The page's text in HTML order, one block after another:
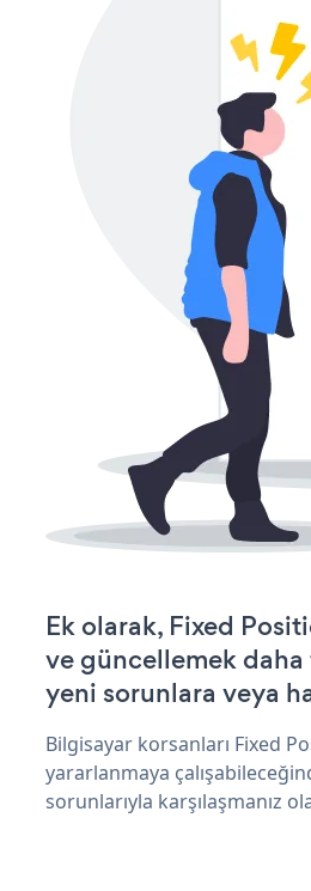
Ek olarak, Fixed
ve güncellemek daha
yeni sorunlara veya
Bilgisayar korsanları Fixed
yararlanmaya
sorunlarıyla karşılaşmanız